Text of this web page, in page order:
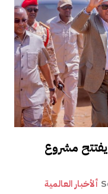
مشروع
ألأخبار العالمية